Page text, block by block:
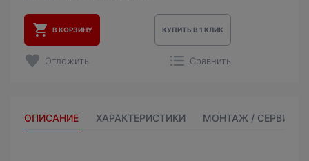
В КОРЗИНУ КУПИТЬ В 1 КЛИК
Отложить Сравнить
ОПИСАНИЕ ХАРАКТЕРИСТИКИ МОНТАЖ / СЕРВИС